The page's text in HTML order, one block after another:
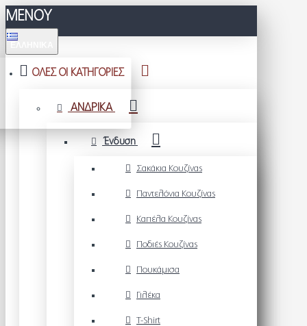
ΜΕΝΟΥ
ΟΛΕΣ ΟΙ ΚΑΤΗΓΟΡΙΕΣ
ΑΝΔΡΙΚΑ
Ένδυση
Σακάκια Κουζίνας
Παντελόνια Κουζίνας
Καπέλα Κουζίνας
Ποδιές Κουζίνας
Πουκάμισα
Γιλέκα
T-Shirt